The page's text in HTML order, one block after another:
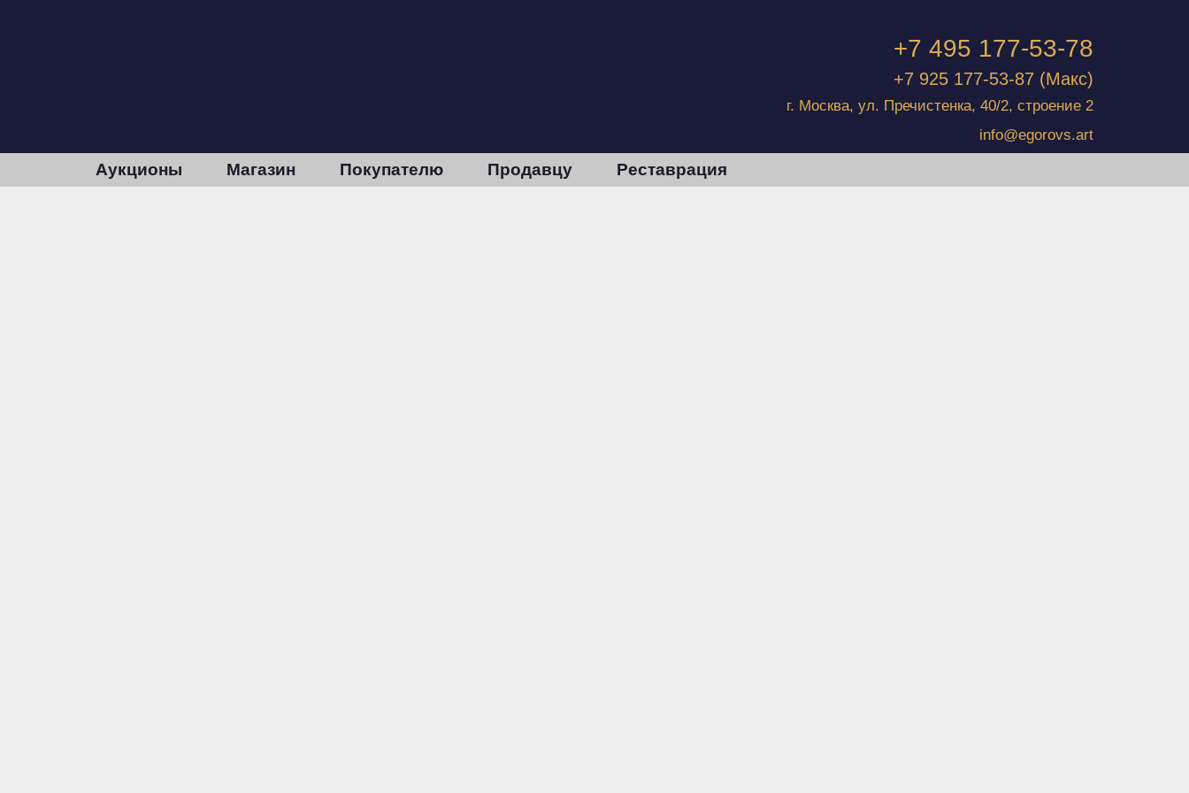
+7 495 177-53-78
+7 925 177-53-87 (Макс)
г. Москва, ул. Пречистенка, 40/2, строение 2
info@egorovs.art
Аукционы Магазин Покупателю Продавцу Реставрация